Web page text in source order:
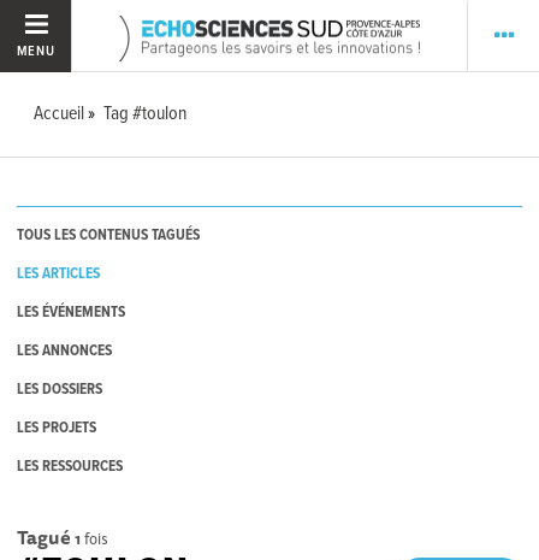
MENU
Accueil Tag #toulon
TOUS LES CONTENUS TAGUÉS
LES ARTICLES
LES ÉVÉNEMENTS
LES ANNONCES
LES DOSSIERS
LES PROJETS
LES RESSOURCES
Tagué 1 fois